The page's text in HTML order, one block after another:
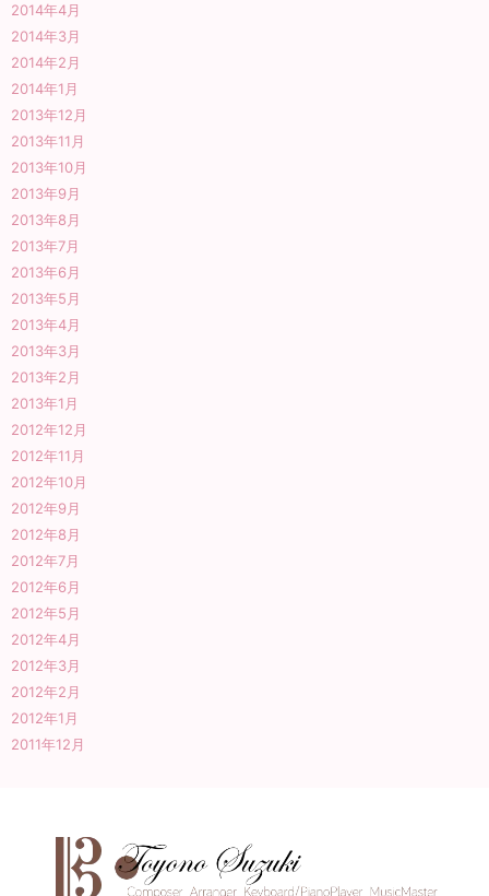
2014年4月
2014年3月
2014年2月
2014年1月
2013年12月
2013年11月
2013年10月
2013年9月
2013年8月
2013年7月
2013年6月
2013年5月
2013年4月
2013年3月
2013年2月
2013年1月
2012年12月
2012年11月
2012年10月
2012年9月
2012年8月
2012年7月
2012年6月
2012年5月
2012年4月
2012年3月
2012年2月
2012年1月
2011年12月